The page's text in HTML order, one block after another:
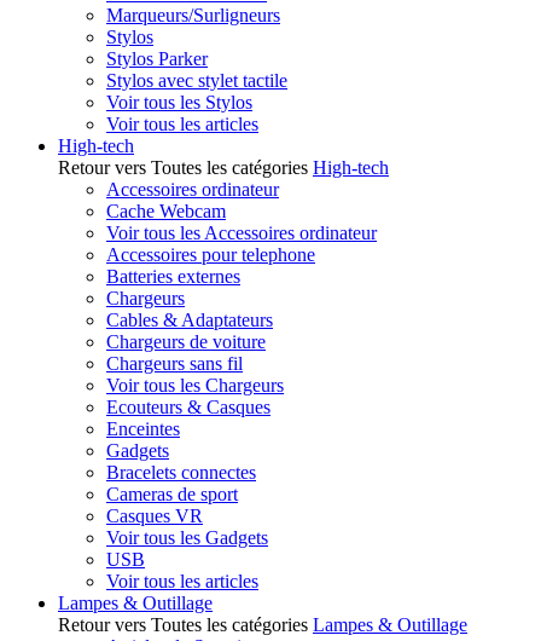
Marqueurs/Surligneurs
Stylos
Stylos Parker
Stylos avec stylet tactile
Voir tous les Stylos
Voir tous les articles
High-tech
Retour vers Toutes les catégories High-tech
Accessoires ordinateur
Cache Webcam
Voir tous les Accessoires ordinateur
Accessoires pour telephone
Batteries externes
Chargeurs
Cables & Adaptateurs
Chargeurs de voiture
Chargeurs sans fil
Voir tous les Chargeurs
Ecouteurs & Casques
Enceintes
Gadgets
Bracelets connectes
Cameras de sport
Casques VR
Voir tous les Gadgets
USB
Voir tous les articles
Lampes & Outillage
Retour vers Toutes les catégories Lampes & Outillage